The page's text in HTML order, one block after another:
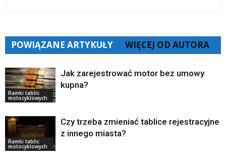
POWIĄZANE ARTYKUŁY WIĘCEJ OD AUTORA
Ramki tablic
motocyklowych
Jak zarejestrować motor bez umowy
kupna?
Ramki tablic
motocyklowych
Czy trzeba zmieniać tablice rejestracyjne
z innego miasta?